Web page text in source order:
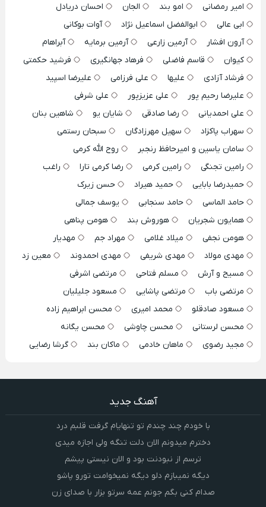
امیر رمضانی
امو بند الجان
احسان دریادل
ابی عالی
ابوالفضل اسماعیل نژاد
آوات بوکانی
آرون افشار
آرمین زارعی آرمین برمایه
آبراهام
کیوان
قاسم فاضلی فرهاد جهانگیری
فرشید حکمتی
فرشاد آزادی
علیها علی فرزامی
علیرضا اسپید
علیرضا رحیم پور
علی عزیزپور
علی شرفی
علی احمدیانی
رضا صادقی شایان یو
شاهین بنان
سهراب پاکزاد
سهیل مهرزادگان
سبحان رستمی
سامان یاسین و امیرحافظ رنجبر
روح الله کرمی
رامین تجنگی
رامین کرمی رضا کرمی تارا
راغب
حمیدرضا بابایی
حمید هیراد
حسن زیرک
حامد الماسی
حامد سنجابی
یوسف جمالی
همایون شجریان
هوروش بند
هومن پناهی
هومن نجفی
میلاد غلامی مهراد جم
مهدیار
مهدی مولاد
مهدی شریفی مهدی احمدوند
معین زد
مسیح و آرش
مسلم فتاحی
مرتضی اشرفی
مرتضی باب
مرتضی پاشایی
مسعود جلیلیان
مسعود صادقلو
محمد امیری
محسن ابراهیم زاده
محسن لرستانی
محسن چاوشی
محسن یگانه
مجید رضوی
ماهان خادمی ماکان بند گرشا رضایی
آهنگ جدید
با خودم چند چندم تو تنهایام گرفت قلبم درد
دخترم میدونم الان دلت تنگه ولی اجازه میدی
ترسم از نبودنت بود و الان نیستی پیشم
دیگه نمیبازم دلو دیگه نمیخوامت تورو پاشو
صدام کنی بگم جونم عمه سرتو بزار با صدای زن